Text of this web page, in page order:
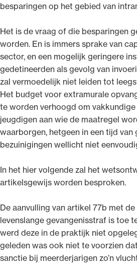
besparingen op het gebied van
Het is de vraag of die besparingen
worden. En is immers sprake van
sector, en een mogelijk geringere
gedetineerden als gevolg van
zal vermoedelijk niet leiden tot
Het budget voor extramurale
te worden verhoogd om
jeugdigen aan wie de maatregel
waarborgen, hetgeen in een tijd van
bezuinigingen wellicht niet
In het hier volgende zal het
artikelsgewijs worden besproken.
De aanvulling van artikel 77b met
levenslange gevangenisstraf is toe
werd deze in de praktijk niet
geleden was ook niet te voorzien
sanctie bij meerderjarigen zo’n